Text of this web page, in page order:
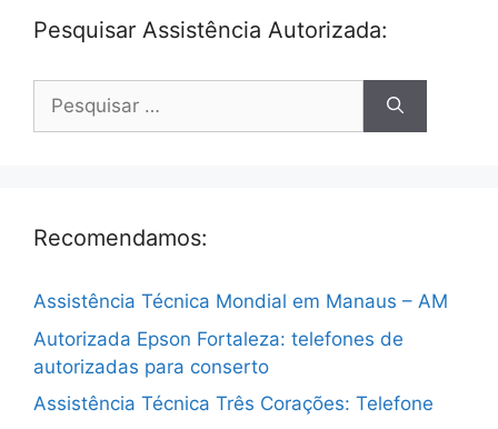
Pesquisar Assistência Autorizada:
Pesquisar
Recomendamos:
Assistência Técnica Mondial em Manaus – AM
Autorizada Epson Fortaleza: telefones de
autorizadas para conserto
Assistência Técnica Três Corações: Telefone